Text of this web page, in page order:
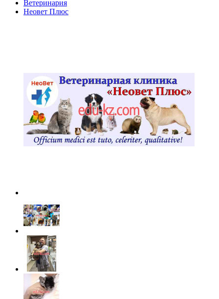
Ветеринария
Неовет Плюс